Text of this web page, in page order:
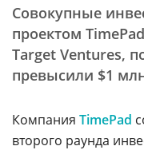
Совокупные
проектом
Target Ventures,
превысили $1
Компания TimePad
второго раунда